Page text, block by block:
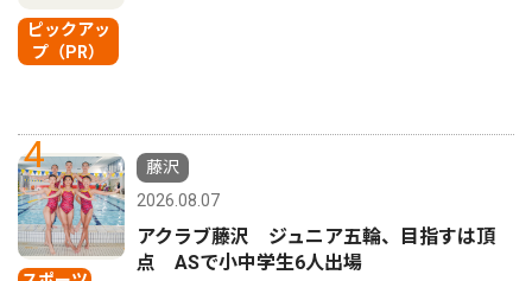
ピックアッ
プ（PR）
4
藤沢
2026.08.07
アクラブ藤沢 ジュニア五輪、目指すは頂
点 ASで小中学生6人出場